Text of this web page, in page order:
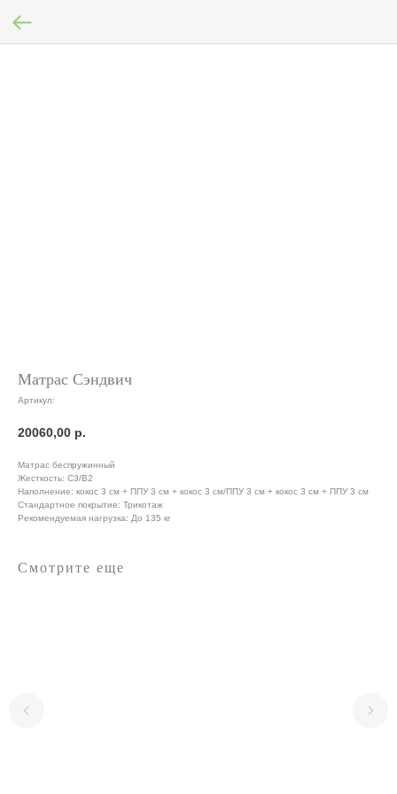
Матрас Сэндвич
Артикул:
20060,00 р.
Матрас беспружинный
Жесткость: С3/В2
Наполнение: кокос 3 см + ППУ 3 см + кокос 3 см/ППУ 3 см + кокос 3 см + ППУ 3 см
Стандартное покрытие: Трикотаж
Рекомендуемая нагрузка: До 135 кг
Смотрите еще